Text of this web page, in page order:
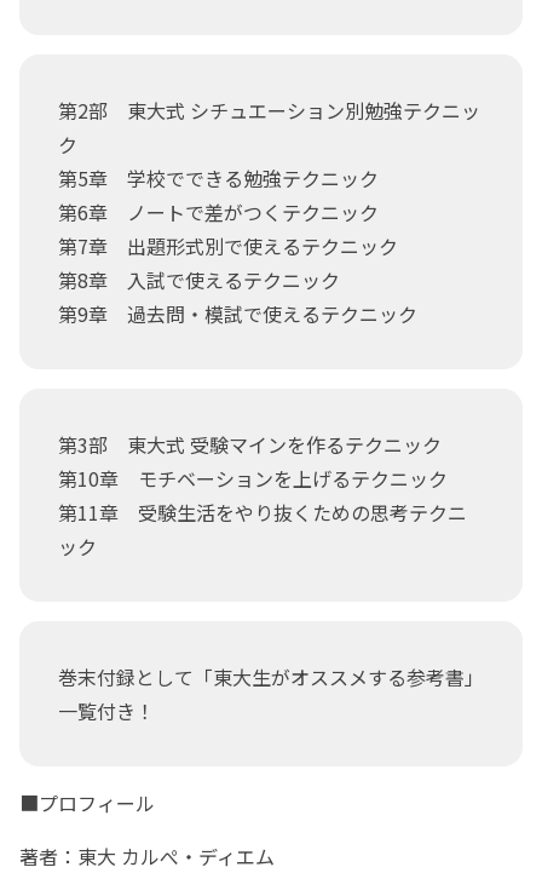
第2部 東大式 シチュエーション別勉強テクニッ
ク
第5章 学校でできる勉強テクニック
第6章 ノートで差がつくテクニック
第7章 出題形式別で使えるテクニック
第8章 入試で使えるテクニック
第9章 過去問・模試で使えるテクニック
第3部 東大式 受験マインを作るテクニック
第10章 モチベーションを上げるテクニック
第11章 受験生活をやり抜くための思考テクニ
ック
巻末付録として「東大生がオススメする参考書」
一覧付き！
■プロフィール
著者：東大 カルぺ・ディエム